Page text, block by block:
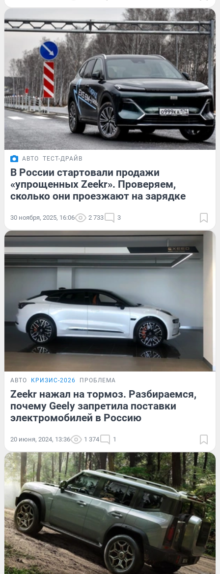
АВТО ТЕСТ-ДРАЙВ
В России стартовали продажи
«упрощенных Zeekr». Проверяем,
сколько они проезжают на зарядке
30 ноября, 2025, 16:06 2 733 3
АВТО КРИЗИС-2026 ПРОБЛЕМА
Zeekr нажал на тормоз. Разбираемся,
почему Geely запретила поставки
электромобилей в Россию
20 июня, 2024, 13:36 1 374 1